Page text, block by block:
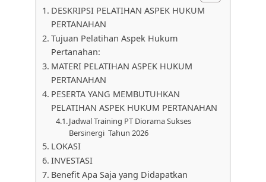
DESKRIPSI PELATIHAN ASPEK HUKUM
PERTANAHAN
Tujuan Pelatihan Aspek Hukum
Pertanahan:
MATERI PELATIHAN ASPEK HUKUM
PERTANAHAN
PESERTA YANG MEMBUTUHKAN
PELATIHAN ASPEK HUKUM PERTANAHAN
Jadwal Training PT Diorama Sukses
Bersinergi Tahun 2026
LOKASI
INVESTASI
Benefit Apa Saja yang Didapatkan